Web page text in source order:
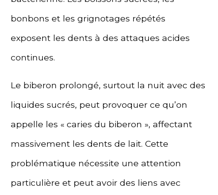
bonbons et les grignotages répétés
exposent les dents à des attaques acides
continues.
Le biberon prolongé, surtout la nuit avec des
liquides sucrés, peut provoquer ce qu’on
appelle les « caries du biberon », affectant
massivement les dents de lait. Cette
problématique nécessite une attention
particulière et peut avoir des liens avec